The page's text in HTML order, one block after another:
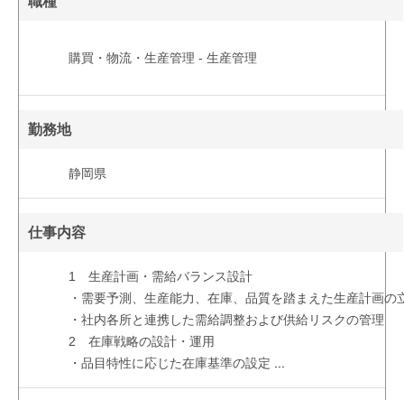
購買・物流・生産管理 - 生産管理
勤務地
静岡県
仕事内容
1 生産計画・需給バランス設計
・需要予測、生産能力、在庫、品質を踏まえた生産計画の
・社内各所と連携した需給調整および供給リスクの管理
2 在庫戦略の設計・運用
・品目特性に応じた在庫基準の設定 ...